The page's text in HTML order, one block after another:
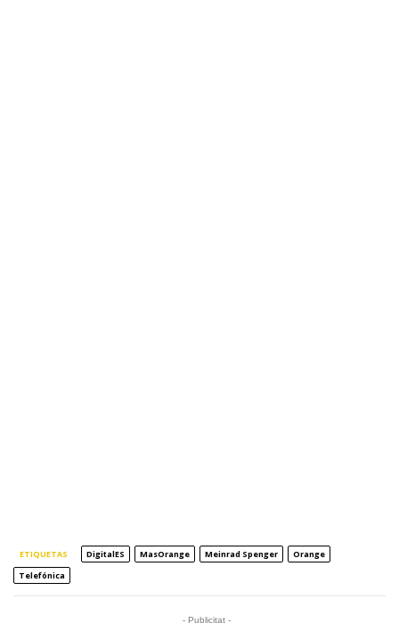
ETIQUETAS DigitalES MasOrange Meinrad Spenger
Orange
Telefónica
- Publicitat -